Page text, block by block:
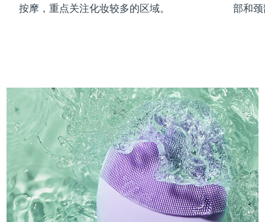
按摩，重点关注化妆较多的区域。
部和